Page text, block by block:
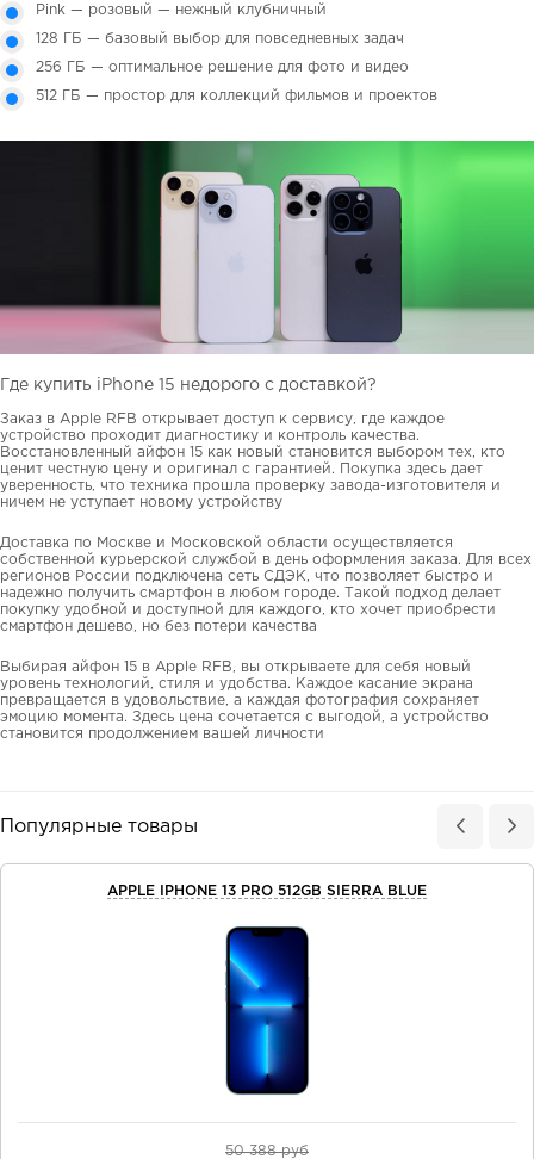
Pink — розовый — нежный клубничный
128 ГБ — базовый выбор для повседневных задач
256 ГБ — оптимальное решение для фото и видео
512 ГБ — простор для коллекций фильмов и проектов
Где купить iPhone 15 недорого с доставкой?
Заказ в Apple RFB открывает доступ к сервису, где каждое
устройство проходит диагностику и контроль качества.
Восстановленный айфон 15 как новый становится выбором тех, кто
ценит честную цену и оригинал с гарантией. Покупка здесь дает
уверенность, что техника прошла проверку завода-изготовителя и
ничем не уступает новому устройству
Доставка по Москве и Московской области осуществляется
собственной курьерской службой в день оформления заказа. Для всех
регионов России подключена сеть СДЭК, что позволяет быстро и
надежно получить смартфон в любом городе. Такой подход делает
покупку удобной и доступной для каждого, кто хочет приобрести
смартфон дешево, но без потери качества
Выбирая айфон 15 в Apple RFB, вы открываете для себя новый
уровень технологий, стиля и удобства. Каждое касание экрана
превращается в удовольствие, а каждая фотография сохраняет
эмоцию момента. Здесь цена сочетается с выгодой, а устройство
становится продолжением вашей личности
Популярные товары
APPLE IPHONE 13 PRO 512GB SIERRA BLUE
50 388 руб